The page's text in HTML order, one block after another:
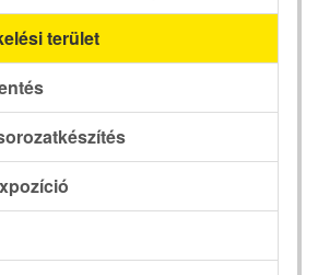
terület